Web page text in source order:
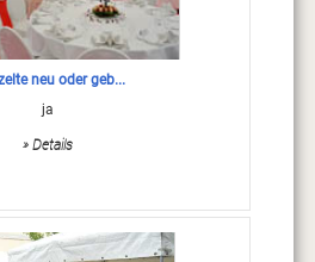
neu oder geb...
ja
» Details